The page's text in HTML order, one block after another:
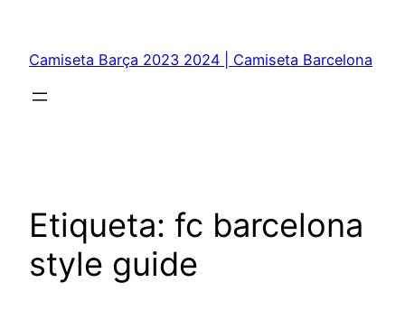
contenido
Camiseta Barça 2023 2024 | Camiseta Barcelona
Etiqueta: fc barcelona
style guide